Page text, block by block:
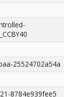
25524702a54a
8784e939fee5